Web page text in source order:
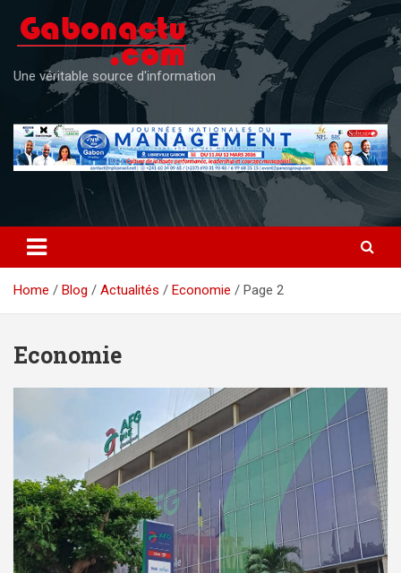
content
Une véritable source d'information
Home Blog Actualités Economie Page 2
Economie